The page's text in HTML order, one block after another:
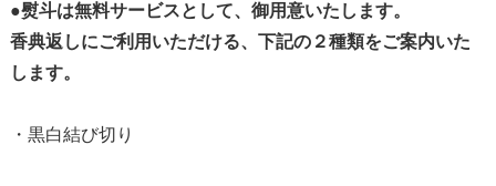
●熨斗は無料サービスとして、御用意いたします。
香典返しにご利用いただける、下記の２種類をご案内いた
します。
・黒白結び切り